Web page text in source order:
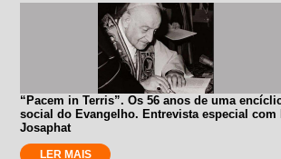
“Pacem in Terris”. Os 56 anos de uma
social do Evangelho. Entrevista especial com
Josaphat
LER MAIS